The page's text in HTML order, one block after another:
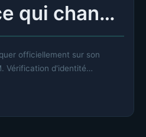
qui change
de mai
officiellement sur son
Vérification d'identité